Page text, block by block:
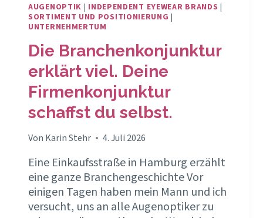
AUGENOPTIK | INDEPENDENT EYEWEAR BRANDS |
SORTIMENT UND POSITIONIERUNG |
UNTERNEHMERTUM
Die Branchenkonjunktur
erklärt viel. Deine
Firmenkonjunktur
schaffst du selbst.
Von Karin Stehr 4. Juli 2026
Eine Einkaufsstraße in Hamburg erzählt
eine ganze Branchengeschichte Vor
einigen Tagen haben mein Mann und ich
versucht, uns an alle Augenoptiker zu